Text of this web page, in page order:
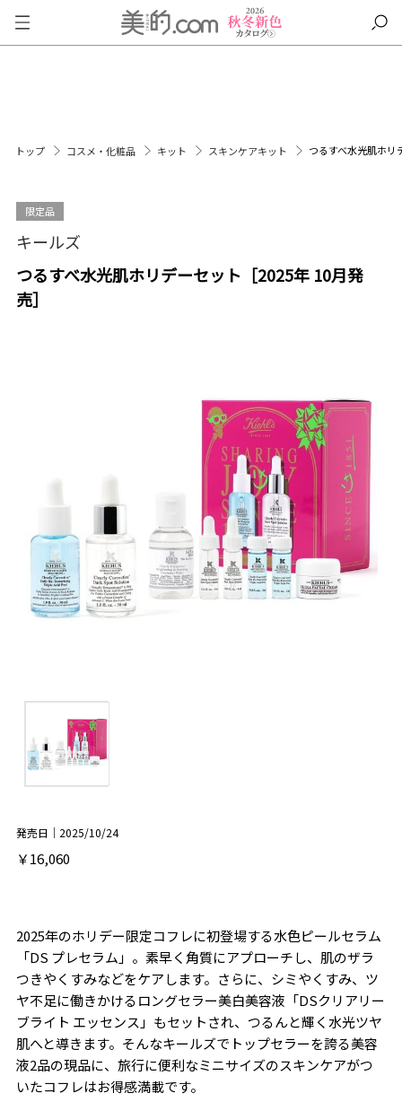
トップ コスメ・化粧品 キット スキンケアキット つるすべ水光肌ホリ
限定品
キールズ
つるすべ水光肌ホリデーセット［2025年 10月発
売］
発売日｜2025/10/24
￥16,060
2025年のホリデー限定コフレに初登場する水色ピールセラム
「DS プレセラム」。素早く角質にアプローチし、肌のザラ
つきやくすみなどをケアします。さらに、シミやくすみ、ツ
ヤ不足に働きかけるロングセラー美白美容液「DSクリアリー
ブライト エッセンス」もセットされ、つるんと輝く水光ツヤ
肌へと導きます。そんなキールズでトップセラーを誇る美容
液2品の現品に、旅行に便利なミニサイズのスキンケアがつ
いたコフレはお得感満載です。